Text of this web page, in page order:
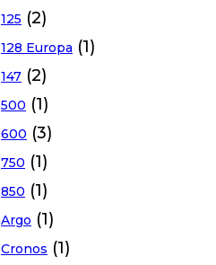
125 (2)
128 Europa (1)
147 (2)
500 (1)
600 (3)
750 (1)
850 (1)
Argo (1)
Cronos (1)